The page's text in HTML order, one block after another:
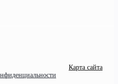
Карта сайта